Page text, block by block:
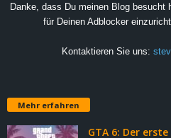
Danke, dass Du meinen Blog besucht
für Deinen Adblocker
Kontaktieren Sie uns:
Mehr erfahren
GTA 6: Der